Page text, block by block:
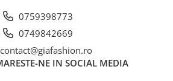
0759398773
0749842669
contact@giafashion.ro
NE IN SOCIAL MEDIA